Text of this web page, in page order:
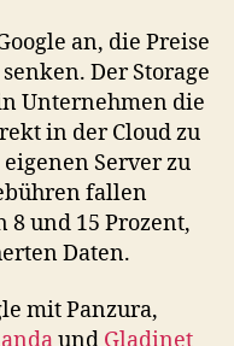
an, die Preise
Der Storage
Unternehmen die
in der Cloud zu
Server zu
fallen
und 15 Prozent,
Daten.
mit Panzura,